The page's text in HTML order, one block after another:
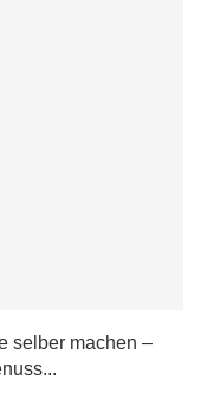
selber machen –